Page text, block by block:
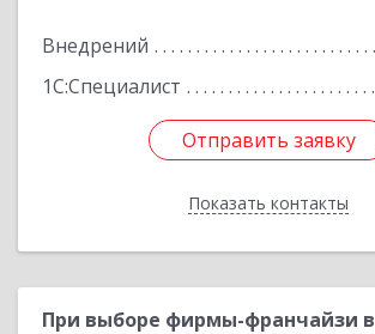
Внедрений
1С:Специалист
Отправить заявку
Показать контакты
Отправить заявку
Назад
При выборе фирмы-франчайзи в